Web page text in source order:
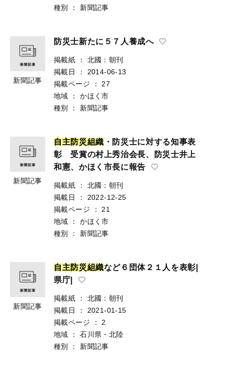
種別
： 新聞記事
新聞記事
防災士新たに５７人養成へ
掲載紙 ：
北國：朝刊
掲載日
：
2014-06-13
掲載ページ
：
27
地域
：
かほく市
種別
： 新聞記事
新聞記事
自 主防災組織 ・防災士に対する知事表
彰 受賞の村上秀治会長、防災士井上
和憲、かほく市長に報告
掲載紙 ：
北國：朝刊
掲載日
：
2022-12-25
掲載ページ
：
21
地域
：
かほく市
種別
： 新聞記事
新聞記事
自 主防災組織など６団体２１人を表彰|
県庁|
掲載紙 ：
北國：朝刊
掲載日
：
2021-01-15
掲載ページ
：
2
地域
：
石川県・北陸
種別
： 新聞記事